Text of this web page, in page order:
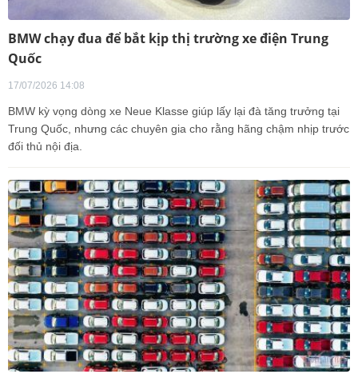
BMW chạy đua để bắt kịp thị trường xe điện Trung
Quốc
17/07/2026 14:08
BMW kỳ vọng dòng xe Neue Klasse giúp lấy lại đà tăng trưởng tại
Trung Quốc, nhưng các chuyên gia cho rằng hãng chậm nhịp trước
đối thủ nội địa.